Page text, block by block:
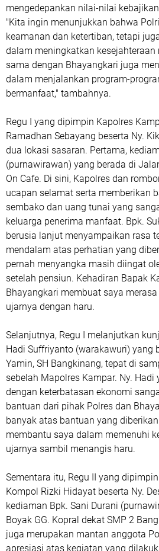
mengedepankan nilai-nilai
"Kita ingin menunjukkan bahwa
keamanan dan ketertiban, tetapi
dalam meningkatkan kesejahteraan
sama dengan Bhayangkari juga
dalam menjalankan program-
bermanfaat," tambahnya.
Regu I yang dipimpin Kapolres
Ramadhan Sebayang beserta Ny.
dua lokasi sasaran. Pertama,
(purnawirawan) yang berada di
On Cafe. Di sini, Kapolres dan
ucapan selamat serta memberikan
sembako dan uang tunai yang
keluarga penerima manfaat. Bpk.
berusia lanjut menyampaikan rasa
mendalam atas perhatian yang
pernah menyangka masih diingat
setelah pensiun. Kehadiran Bapak
Bhayangkari membuat saya
ujarnya dengan haru.
Selanjutnya, Regu I melanjutkan
Hadi Suffriyanto (warakawuri) yang
Yamin, SH Bangkinang, tepat di
sebelah Mapolres Kampar. Ny.
dengan keterbatasan ekonomi
bantuan dari pihak Polres dan
banyak atas bantuan yang
membantu saya dalam memenuhi
ujarnya sambil menangis haru.
Sementara itu, Regu II yang
Kompol Rizki Hidayat beserta Ny.
kediaman Bpk. Sani Durani
Boyak GG. Kopral dekat SMP 2
juga merupakan mantan anggota
apresiasi atas kegiatan yang